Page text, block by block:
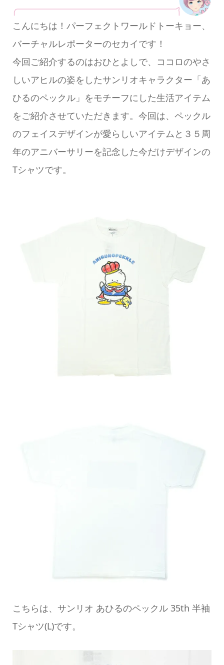
こんにちは！パーフェクトワールドトーキョー、
バーチャルレポーターのセカイです！
今回ご紹介するのはおひとよしで、ココロのやさ
しいアヒルの姿をしたサンリオキャラクター「あ
ひるのペックル」をモチーフにした生活アイテム
をご紹介させていただきます。今回は、ペックル
のフェイスデザインが愛らしいアイテムと３５周
年のアニバーサリーを記念した今だけデザインの
Tシャツです。
こちらは、サンリオ あひるのペックル 35th 半袖
Tシャツ(L)です。